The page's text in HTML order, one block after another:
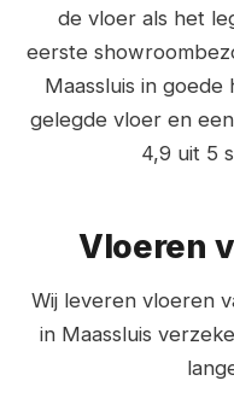
de vloer als het
eerste
Maassluis in goede
gelegde vloer en
4,9 uit 5
Vloeren
Wij leveren vloeren
in Maassluis